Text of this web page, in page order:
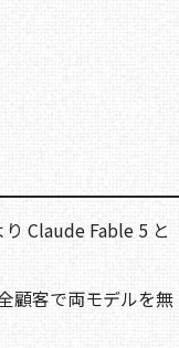
Claude Fable 5 と
顧客で両モデルを無